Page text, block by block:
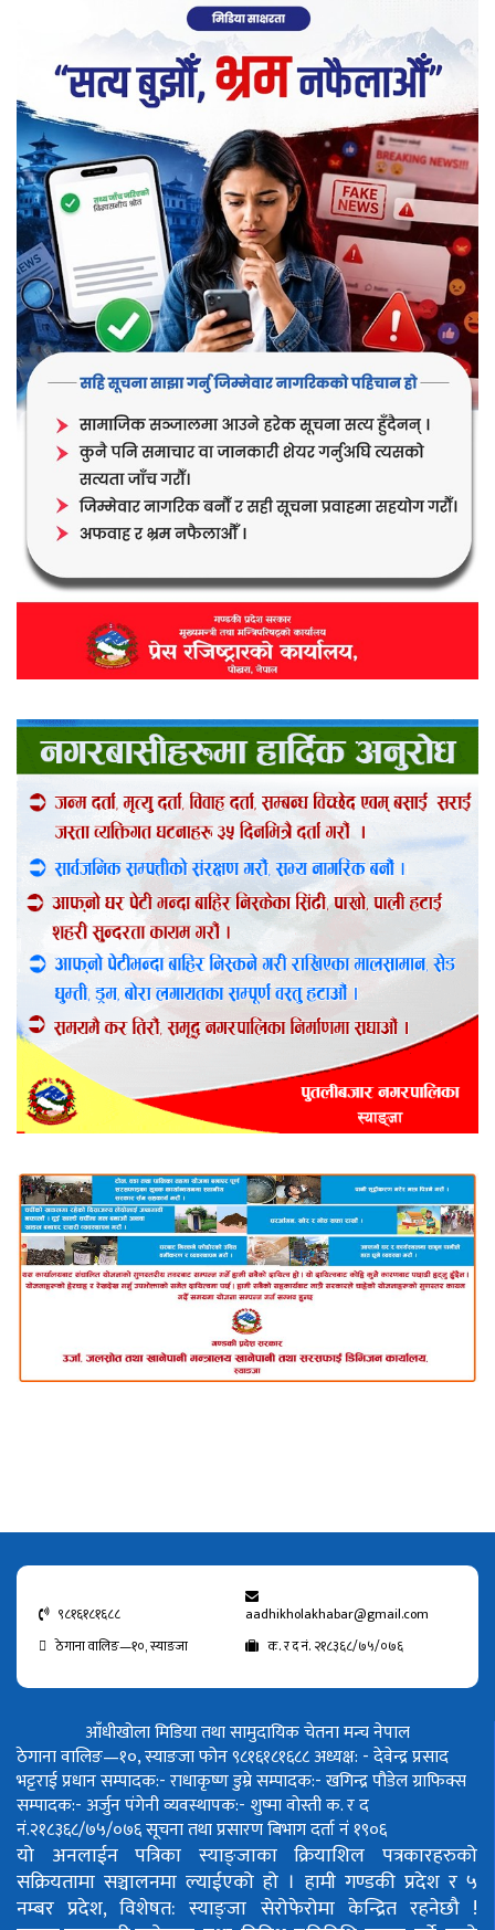
९८१६१८१६८८
aadhikholakhabar@gmail.com
ठेगाना वालिङ—१०, स्याङजा
क. र द नं. २१८३६८/७५/०७६
आँधीखोला मिडिया तथा सामुदायिक चेतना मन्च नेपाल
ठेगाना वालिङ—१०, स्याङजा फोन ९८१६१८१६८८अध्यक्ष: - देवेन्द्र प्रसाद
भट्टराईप्रधान सम्पादक:- राधाकृष्ण डुम्रेसम्पादक:- खगिन्द्र पौडेलग्राफिक्स
सम्पादक:- अर्जुन पंगेनीव्यवस्थापक:- शुष्मा वोस्तीक. र द
नं.२१८३६८/७५/०७६सूचना तथा प्रसारण बिभाग दर्ता नं १९०६
यो अनलाईन पत्रिका स्याङ्जाका क्रियाशिल पत्रकारहरुको
सक्रियतामा सञ्चालनमा ल्याईएको हो । हामी गण्डकी प्रदेश र ५
नम्बर प्रदेश, विशेषत: स्याङ्जा सेरोफेरोमा केन्द्रित रहनेछौ !